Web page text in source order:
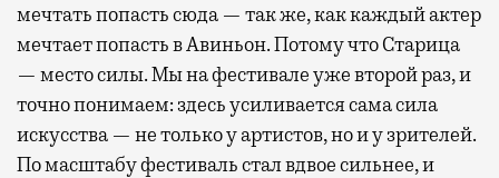
мечтать попасть сюда — так же, как каждый актер
мечтает попасть в Авиньон. Потому что Старица
— место силы. Мы на фестивале уже второй раз, и
точно понимаем: здесь усиливается сама сила
искусства — не только у артистов, но и у зрителей.
По масштабу фестиваль стал вдвое сильнее, и